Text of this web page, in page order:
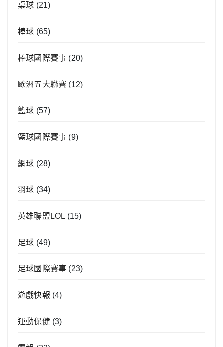
桌球 (21)
棒球 (65)
棒球國際賽事 (20)
歐洲五大聯賽 (12)
籃球 (57)
籃球國際賽事 (9)
網球 (28)
羽球 (34)
英雄聯盟LOL (15)
足球 (49)
足球國際賽事 (23)
遊戲快報 (4)
運動保健(3)